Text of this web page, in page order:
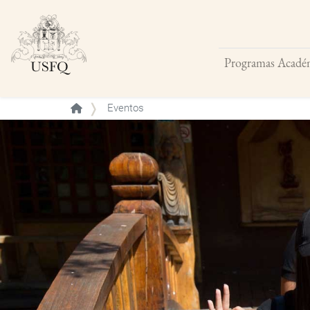
Programas
Buscar
Eventos